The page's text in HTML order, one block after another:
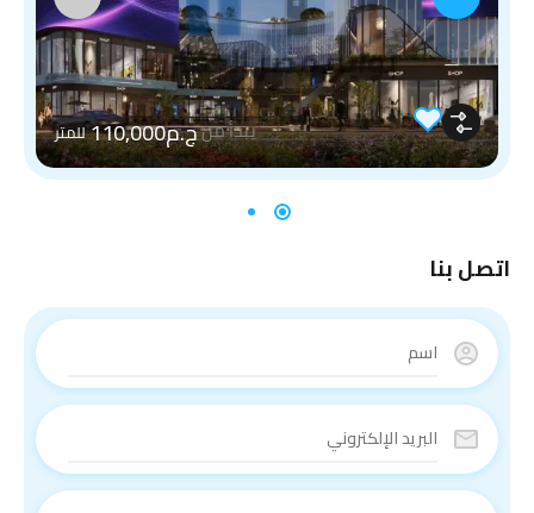
يبدأ منج.م110,000 للمتر
اتصل بنا